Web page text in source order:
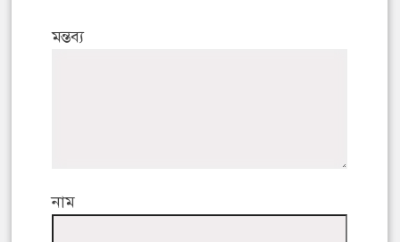
মন্তব্য
নাম